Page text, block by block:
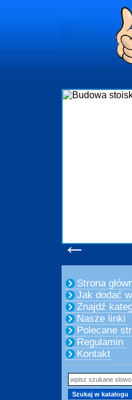
←
Strona
Jak dodać
Znajdź
Nasze linki
Polecane
Regulamin
Kontakt